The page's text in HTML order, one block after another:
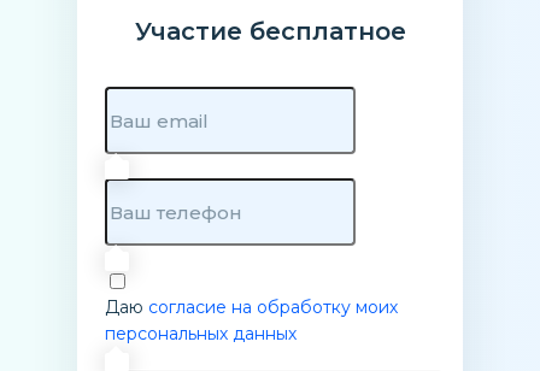
Участие бесплатное
Даю согласие на обработку моих
персональных данных